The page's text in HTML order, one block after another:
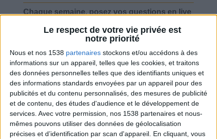
Le respect de votre vie privée est
notre priorité
Nous et nos 1538 partenaires stockons et/ou accédons à des
informations sur un appareil, telles que les cookies, et traitons
des données personnelles telles que des identifiants uniques et
des informations standards envoyées par un appareil pour des
publicités et du contenu personnalisés, des mesures de publicité
et de contenu, des études d'audience et le développement de
services. Avec votre permission, nos 1538 partenaires et nous-
mêmes pouvons utiliser des données de géolocalisation
précises et d’identification par scan d'appareil. En cliquant, vous
Chaque semaine, posez vos questions en live
Jean-Michel et les diététiciennes du